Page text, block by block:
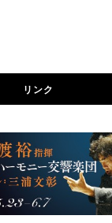
リンク